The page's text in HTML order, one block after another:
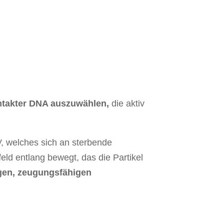
DNA auszuwählen, die aktiv
welches sich an sterbende
entlang bewegt, das die Partikel
zeugungsfähigen